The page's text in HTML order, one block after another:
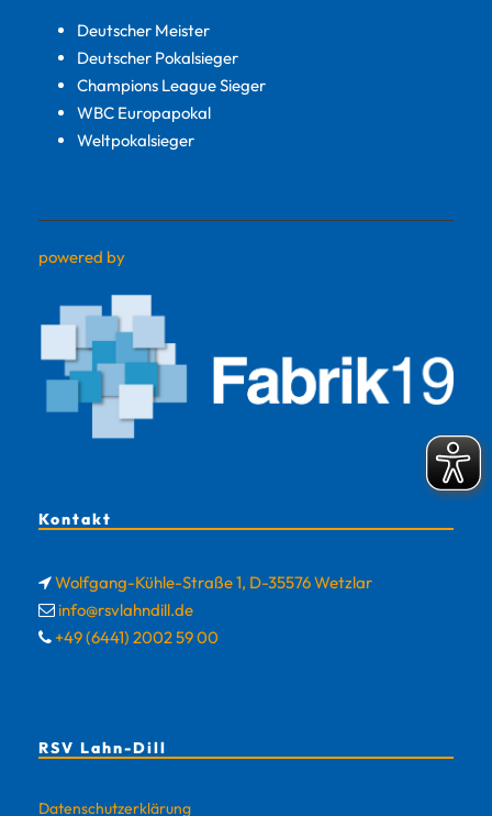
Deutscher Meister
Deutscher Pokalsieger
Champions League Sieger
WBC Europapokal
Weltpokalsieger
powered by
Kontakt
Wolfgang-Kühle-Straße 1, D-35576 Wetzlar
info@rsvlahndill.de
+49 (6441) 2002 59 00
RSV Lahn-Dill
Datenschutzerklärung